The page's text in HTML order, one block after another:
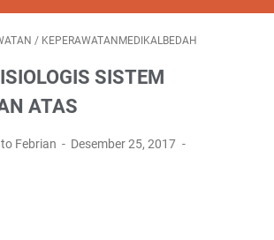
/ KEPERAWATANMEDIKALBEDAH
SISTEM
ATAS
Febrian
Desember 25, 2017